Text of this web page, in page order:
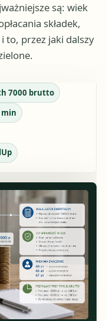
są: wiek
składek,
to, przez jaki dalszy
7000 brutto
min